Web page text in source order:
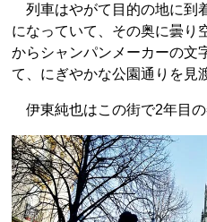
列車はやがて目的の地に到
になっていて、その奥に曇り
からシャンパンメーカーの文
て、にぎやかな公園通りを見
伊東純也はこの街で2年目の